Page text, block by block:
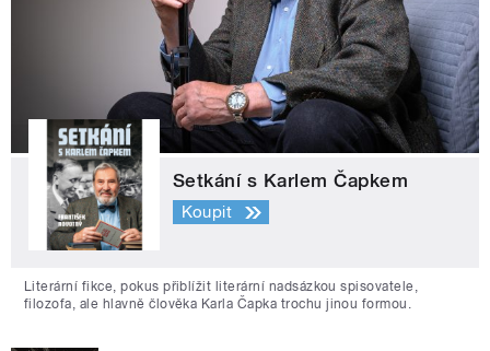
Setkání s Karlem Čapkem
Koupit
Literární fikce, pokus přiblížit literární nadsázkou spisovatele,
filozofa, ale hlavně člověka Karla Čapka trochu jinou formou.